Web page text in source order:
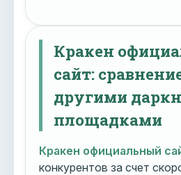
Кракен
сайт:
другими
площадками
Кракен официальный
конкурентов за счет